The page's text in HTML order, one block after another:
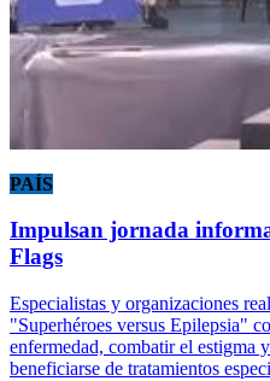
PAÍS
Impulsan jornada
Flags
Especialistas y organizaciones
"Superhéroes versus Epilepsia"
enfermedad, combatir el estigma
beneficiarse de tratamientos